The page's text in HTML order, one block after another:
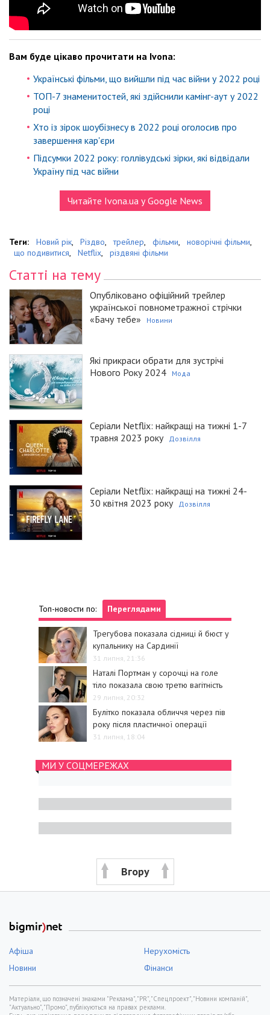
Вам буде цікаво прочитати на Ivona:
Українські фільми, що вийшли під час війни у ​​2022 році
ТОП-7 знаменитостей, які здійснили камінг-аут у 2022
році
Хто із зірок шоубізнесу в 2022 році оголосив про
завершення кар'єри
Підсумки 2022 року: голлівудські зірки, які відвідали
Україну під час війни
Читайте Ivona.ua у Google News
Теги: Новий рік, Різдво, трейлер, фільми, новорічні фільми,
що подивитися, Netflix, різдвяні фільми
Статті на тему
Опубліковано офіційний трейлер
української повнометражної стрічки
«Бачу тебе»
Новини
Які прикраси обрати для зустрічі
Нового Року 2024
Мода
Серіали Netflix: найкращі на тижні 1-7
травня 2023 року
Дозвілля
Серіали Netflix: найкращі на тижні 24-
30 квітня 2023 року
Дозвілля
Топ-новости по: Переглядами
Трегубова показала сідниці й бюст у
купальнику на Сардинії
31 липня, 21:36
Наталі Портман у сорочці на голе
тіло показала свою третю вагітність
29 липня, 20:32
Булітко показала обличчя через пів
року після пластичної операції
31 липня, 18:04
МИ У СОЦМЕРЕЖАХ
Вгору
Афіша
Нерухомість
Новини
Фінанси
Матеріали, що позначені знаками "Реклама", "PR", "Спецпроект", "Новини компаній",
"Актуально", "Промо", публікуються на правах реклами.